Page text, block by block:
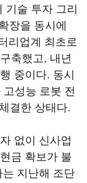
기술 투자 그리
장을 동시에
리업계 최초로
축했고, 내년
중이다. 동시
고성능 로봇 전
결한 상태다.
없이 신사업
금 확보가 불
지난해 조단